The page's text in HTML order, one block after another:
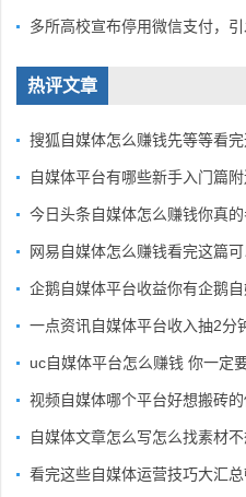
多所高校宣布停用微信支付，
热评文章
搜狐自媒体怎么赚钱先等等看
自媒体平台有哪些新手入门篇
今日头条自媒体怎么赚钱你真
网易自媒体怎么赚钱看完这篇可
企鹅自媒体平台收益你有企鹅
一点资讯自媒体平台收入抽2分
uc自媒体平台怎么赚钱 你一定
视频自媒体哪个平台好想搬砖
自媒体文章怎么写怎么找素材不
看完这些自媒体运营技巧大汇总